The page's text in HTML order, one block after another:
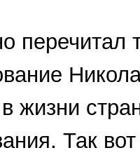
перечитал
жизни
Так